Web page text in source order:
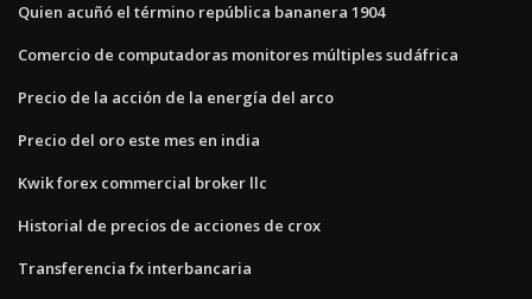
Quien acuñó el término república bananera 1904
Comercio de computadoras monitores múltiples sudáfrica
Precio de la acción de la energía del arco
Precio del oro este mes en india
Kwik forex commercial broker llc
Historial de precios de acciones de crox
Transferencia fx interbancaria